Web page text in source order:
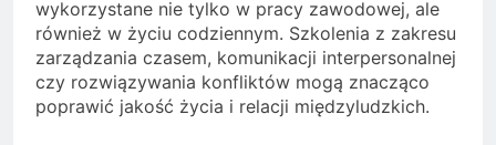
wykorzystane nie tylko w pracy zawodowej, ale
również w życiu codziennym. Szkolenia z zakresu
zarządzania czasem, komunikacji interpersonalnej
czy rozwiązywania konfliktów mogą znacząco
poprawić jakość życia i relacji międzyludzkich.